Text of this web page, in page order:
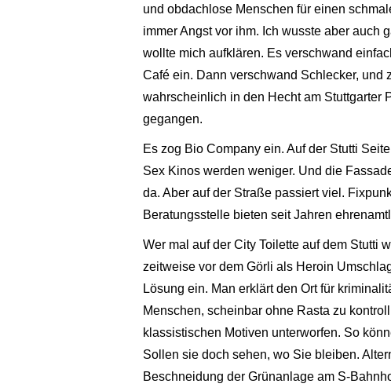
und obdachlose Menschen für einen
immer Angst vor ihm. Ich wusste aber auch
wollte mich aufklären. Es verschwand
Café ein. Dann verschwand Schlecker, und
wahrscheinlich in den Hecht am Stuttgarter
gegangen.
Es zog Bio Company ein. Auf der Stutti
Sex Kinos werden weniger. Und die
da. Aber auf der Straße passiert viel.
Beratungsstelle bieten seit Jahren
Wer mal auf der City Toilette auf dem Stutti
zeitweise vor dem Görli als Heroin
Lösung ein. Man erklärt den Ort für
Menschen, scheinbar ohne Rasta zu
klassistischen Motiven unterworfen. So
Sollen sie doch sehen, wo Sie bleiben.
Beschneidung der Grünanlage am S-